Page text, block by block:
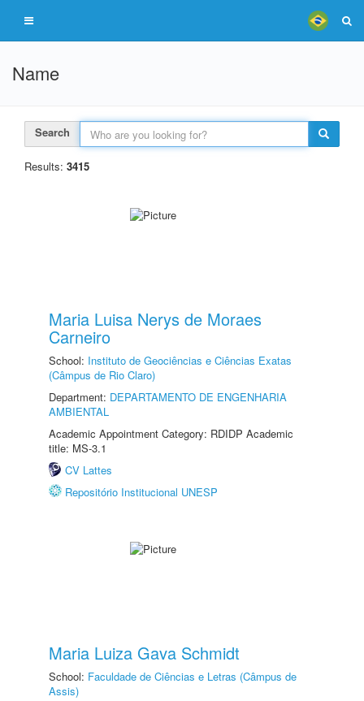
Name
Search
Results: 3415
Maria Luisa Nerys de Moraes
Carneiro
School: Instituto de Geociências e Ciências Exatas
(Câmpus de Rio Claro)
Department: DEPARTAMENTO DE ENGENHARIA
AMBIENTAL
Academic Appointment Category: RDIDP Academic
title: MS-3.1
CV Lattes
Repositório Institucional UNESP
Maria Luiza Gava Schmidt
School: Faculdade de Ciências e Letras (Câmpus de
Assis)